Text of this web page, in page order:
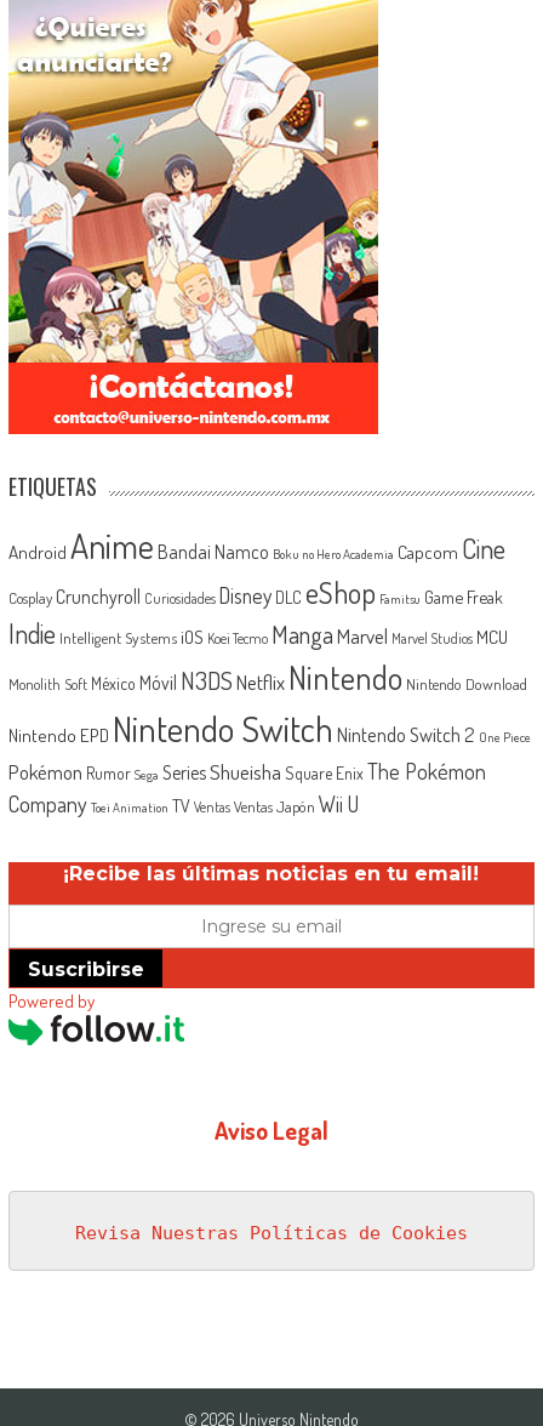
ETIQUETAS
Android Anime Bandai Namco Boku no Hero Academia Capcom Cine
Cosplay Crunchyroll Curiosidades Disney DLC eShop Famitsu Game Freak
Indie Intelligent Systems iOS Koei Tecmo MangaMarvel Marvel Studios MCU
Monolith Soft México Móvil N3DSNetflix Nintendo Nintendo Download
Nintendo EPD Nintendo Switch Nintendo Switch 2 One Piece
Pokémon Rumor Sega SeriesShueisha Square EnixThe Pokémon
Company Toei Animation TV Ventas Ventas Japón Wii U
¡Recibe las últimas noticias en tu email!
Suscribirse
Powered by
Aviso Legal
Revisa Nuestras Políticas de Cookies
© 2026 Universo Nintendo